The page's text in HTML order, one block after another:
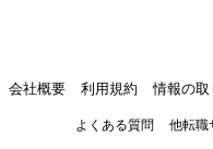
会社概要 利用規約 情報の
よくある質問 他転職